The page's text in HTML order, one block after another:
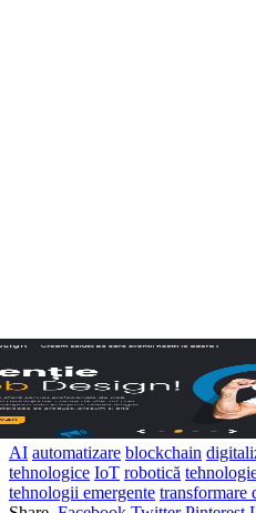
AI automatizare blockchain
tehnologice IoT robotică
tehnologii emergente transformare